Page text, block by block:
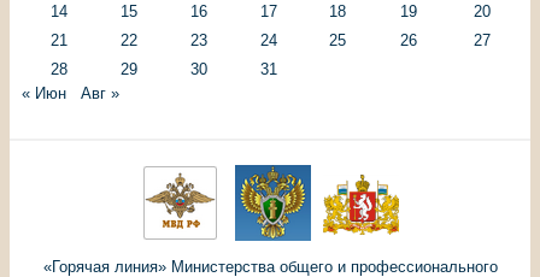
14
15 16 17 18 19
20
21
22 23 24 25 26
27
28
29 30
31
« Июн
Авг »
«Горячая линия» Министерства общего и профессионального